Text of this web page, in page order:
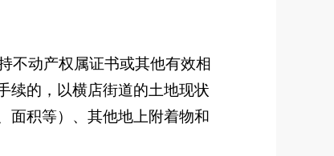
不动产权属证书或其他有效相
续的，以横店街道的土地现状
面积等）、其他地上附着物和